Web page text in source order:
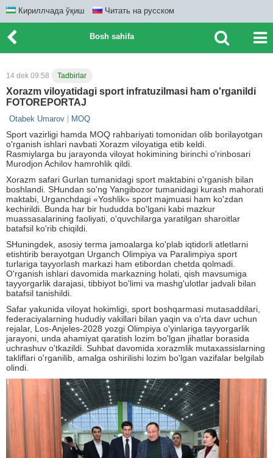
Кириллчада ўқиш Читать на русском
Bosh sahifa
14 dek 09:58 Tadbirlar
Xorazm viloyatidagi sport infratuzilmasi ham o'rganildi
FOTOREPORTAJ
Otabek Umarov MOQ
Sport vazirligi hamda MOQ rahbariyati tomonidan olib borilayotgan
o'rganish ishlari navbati Xorazm viloyatiga etib keldi.
Rasmiylarga bu jarayonda viloyat hokimining birinchi o'rinbosari
Murodjon Achilov hamrohlik qildi.
Xorazm safari Gurlan tumanidagi sport maktabini o'rganish bilan
boshlandi. SHundan so'ng Yangibozor tumanidagi kurash mahorati
maktabi, Urganchdagi «Yoshlik» sport majmuasi ham ko'zdan
kechirildi. Bunda har bir hududda bo'lgani kabi mazkur
muassasalarining faoliyati, o'quvchilarga yaratilgan sharoitlar
batafsil ko'rib chiqildi.
SHuningdek, asosiy terma jamoalarga ko'plab iqtidorli atletlarni
etishtirib berayotgan Urganch Olimpiya va Paralimpiya sport
turlariga tayyorlash markazi ham etibordan chetda qolmadi.
O'rganish ishlari davomida markazning holati, qish mavsumiga
tayyorgarlik darajasi, tibbiyot bo'limi va mashg'ulotlar jadvali bilan
batafsil tanishildi.
Safar yakunida viloyat hokimligi, sport boshqarmasi mutasaddilari,
federaciyalarning hududiy vakillari bilan yaqin va o'rta davr uchun
rejalar, Los-Anjeles-2028 yozgi Olimpiya o'yinlariga tayyorgarlik
jarayoni, unda ahamiyat qaratish lozim bo'lgan jihatlar borasida
uchrashuv o'tkazildi. Suhbat davomida xorazmlik mutaxassislarning
takliflari o'rganilib, amalga oshirilishi lozim bo'lgan vazifalar belgilab
olindi.